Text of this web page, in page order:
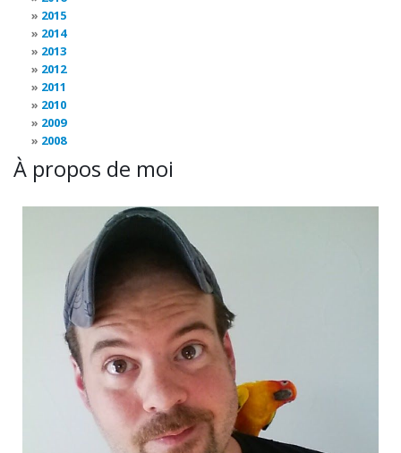
2015
2014
2013
2012
2011
2010
2009
2008
À propos de moi